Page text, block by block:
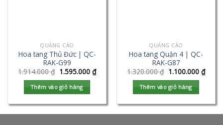
QUẢNG CÁO
Hoa tang Thủ Đức | QC-
RAK-G99
1.914.000₫ 1.595.000 ₫
Thêm vào giỏ hàng
QUẢNG CÁO
Hoa tang Quận 4 | QC-
RAK-G87
1.320.000₫ 1.100.000 ₫
Thêm vào giỏ hàng